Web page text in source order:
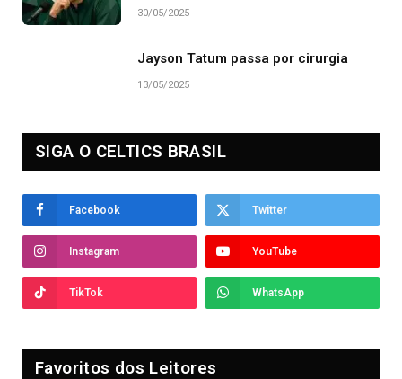
30/05/2025
Jayson Tatum passa por cirurgia
13/05/2025
SIGA O CELTICS BRASIL
Facebook Twitter
Instagram YouTube
TikTok WhatsApp
Favoritos dos Leitores